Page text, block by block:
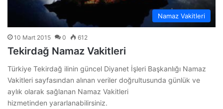
Namaz Vakitleri
10 Mart 2015 0 612
Tekirdağ Namaz Vakitleri
Türkiye Tekirdağ ilinin güncel Diyanet İşleri Başkanlığı Namaz
Vakitleri sayfasından alınan veriler doğrultusunda günlük ve
aylık olarak sağlanan Namaz Vakitleri
hizmetinden yararlanabilirsiniz.